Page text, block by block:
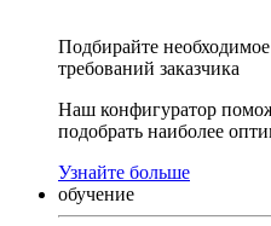
Подбирайте
требований заказчика
Наш конфигуратор
подобрать наиболее
Узнайте больше
обучение